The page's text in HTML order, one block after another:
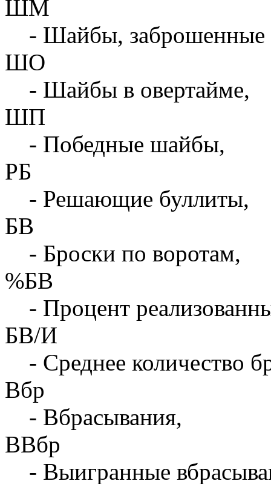
ШМ
- Шайбы, заброшенные
ШО
- Шайбы в овертайме,
ШП
- Победные шайбы,
РБ
- Решающие буллиты,
БВ
- Броски по воротам,
%БВ
- Процент
БВ/И
- Среднее количество
Вбр
- Вбрасывания,
ВВбр
- Выигранные